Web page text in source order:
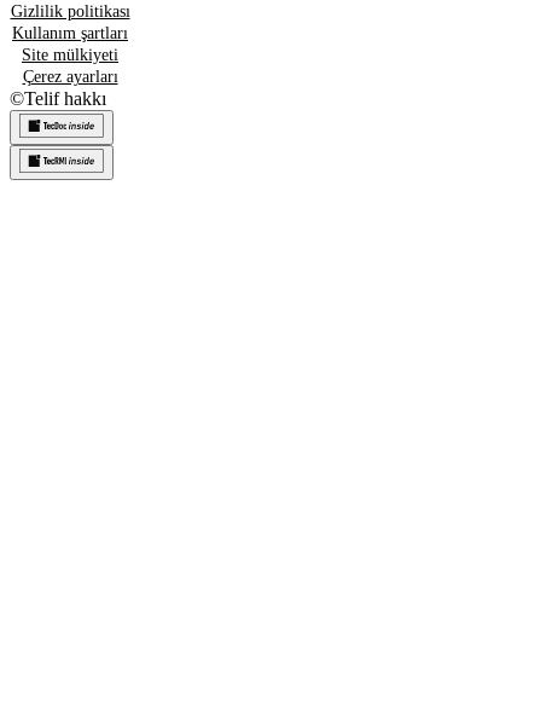
Gizlilik politikası
Kullanım şartları
Site mülkiyeti
Çerez ayarları
©Telif hakkı